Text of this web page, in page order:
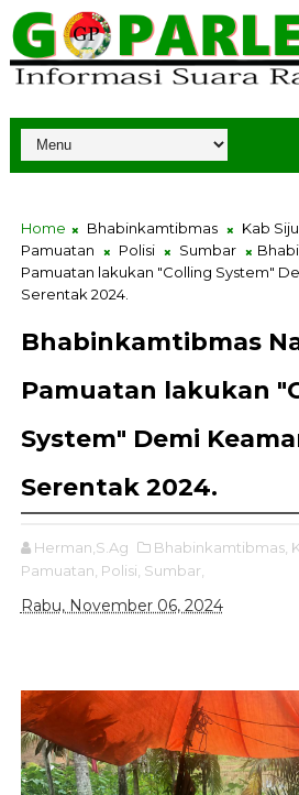
Home Bhabinkamtibmas Kab
Pamuatan
Polisi Sumbar
Pamuatan lakukan "Colling System"
Serentak 2024.
Bhabinkamtibmas
Pamuatan lakukan
System" Demi
Serentak 2024.
Herman,S.Ag Bhabinkamtibmas,
Pamuatan, Polisi, Sumbar,
Rabu, November 06, 2024